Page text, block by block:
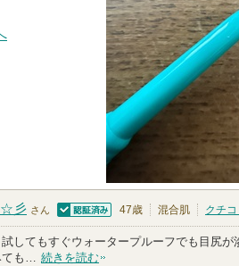
☆彡 さん
認証済
47歳 混合肌 クチ
してもすぐウォータープルーフでも目尻
ても… 続きを読む